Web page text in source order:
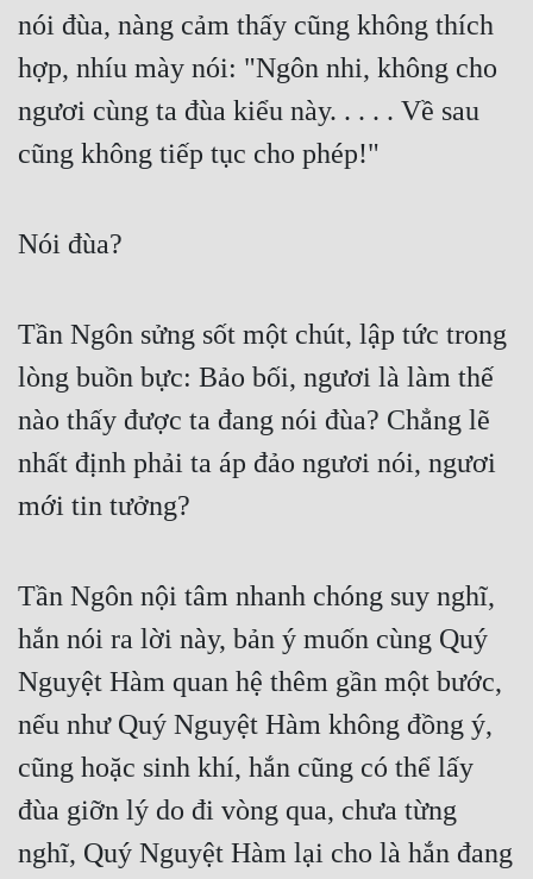
Ngôn Tình
Nữ Cường
Phong Thủy - Tâm Linh
Phương Tây
Phản Phái
Quan Trường
Sủng
Thanh Xuân
Tiên Hiệp
Tiểu Thuyết
Trinh Thám
nói đùa, nàng cảm thấy cũng không thích
hợp, nhíu mày nói: "Ngôn nhi, không cho
ngươi cùng ta đùa kiểu này. . . . . Về sau
cũng không tiếp tục cho phép!"
Nói đùa?
Tần Ngôn sửng sốt một chút, lập tức trong
lòng buồn bực: Bảo bối, ngươi là làm thế
nào thấy được ta đang nói đùa? Chẳng lẽ
nhất định phải ta áp đảo ngươi nói, ngươi
mới tin tưởng?
Tần Ngôn nội tâm nhanh chóng suy nghĩ,
hắn nói ra lời này, bản ý muốn cùng Quý
Nguyệt Hàm quan hệ thêm gần một bước,
nếu như Quý Nguyệt Hàm không đồng ý,
cũng hoặc sinh khí, hắn cũng có thể lấy
đùa giỡn lý do đi vòng qua, chưa từng
nghĩ, Quý Nguyệt Hàm lại cho là hắn đang